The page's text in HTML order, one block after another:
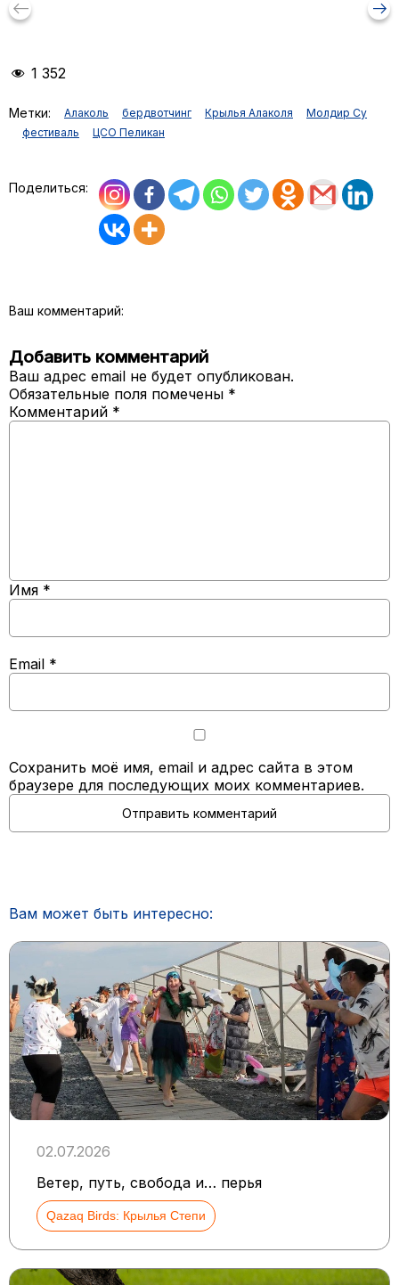
keyboard_backspace arrow_right_alt
1 352
Метки: Алаколь бердвотчинг Крылья Алаколя
Молдир Су
фестиваль
ЦСО Пеликан
Поделиться:
Ваш комментарий:
Добавить комментарий
Ваш адрес email не будет опубликован.
Обязательные поля помечены *
Комментарий *
Имя *
Email *
Сохранить моё имя, email и адрес сайта в этом
браузере для последующих моих комментариев.
Вам может быть интересно:
02.07.2026
Ветер, путь, свобода и… перья
Qazaq Birds: Крылья Степи